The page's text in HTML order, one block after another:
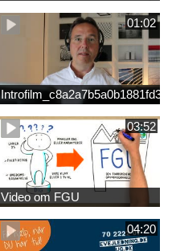
01:02
03:52
Video om FGU
04:20